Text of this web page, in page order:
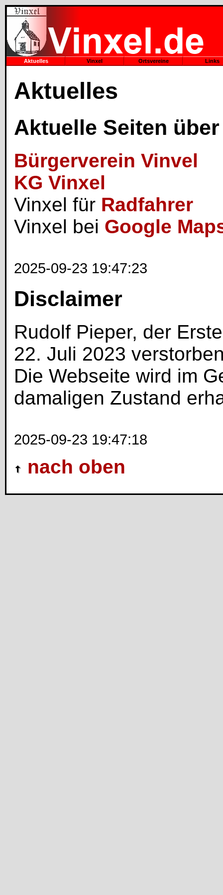
Aktuelles Vinxel Ortsvereine Links
Aktuelles
Aktuelle Seiten
Bürgerverein Vinvel
KG Vinxel
Vinxel für Radfahrer
Vinxel bei Google
2025-09-23 19:47:23
Disclaimer
Rudolf Pieper, der
22. Juli 2023
Die Webseite wird im
damaligen Zustand
2025-09-23 19:47:18
nach oben